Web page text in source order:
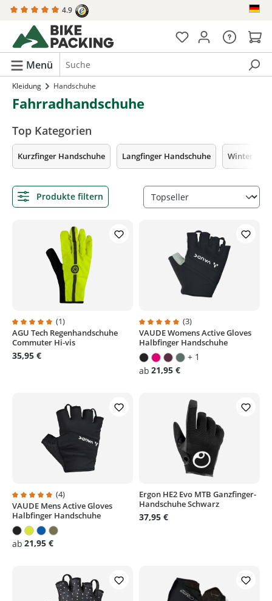
springen 4.9
Menü
Kleidung Handschuhe
Fahrradhandschuhe
Top Kategorien
Kurzfinger Handschuhe Langfinger Handschuhe
Produkte filtern
Durchschnittliche Bewertung von 5 von 5 Sternen
(1)
AGU Tech Regenhandschuhe
Commuter Hi-vis
35,95 €
Durchschnittliche Bewertung
(3)
VAUDE Womens Active Gloves
Halbfinger Handschuhe
+ 1
ab 21,95 €
Durchschnittliche Bewertung von 5 von 5 Sternen
(4)
VAUDE Mens Active Gloves
Halbfinger Handschuhe
ab 21,95 €
Ergon HE2 Evo MTB Ganzfinger-
Handschuhe Schwarz
37,95 €